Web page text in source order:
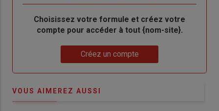
BodyChoisissez votre formule et créez votre
compte pour accéder à tout {nom-site}.
Créez un compte
VOUS AIMEREZ AUSSI